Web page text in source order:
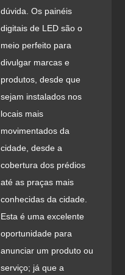
dúvida. Os painéis
digitais de LED são o
meio perfeito para
divulgar marcas e
produtos, desde que
sejam instalados nos
locais mais
movimentados da
cidade, desde a
cobertura dos prédios
até as praças mais
conhecidas da cidade.
Esta é uma excelente
oportunidade para
anunciar um produto ou
serviço; já que a